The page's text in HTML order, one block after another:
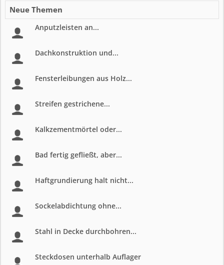
Neue Themen
Anputzleisten an...
Dachkonstruktion und...
Fensterleibungen aus Holz...
Streifen gestrichene...
Kalkzementmörtel oder...
Bad fertig gefließt, aber...
Haftgrundierung halt nicht...
Sockelabdichtung ohne...
Stahl in Decke durchbohren...
Steckdosen unterhalb Auflager